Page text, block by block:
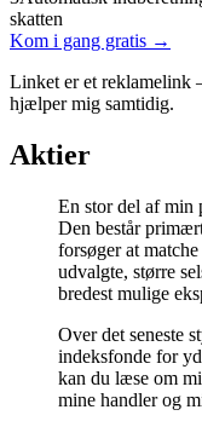
skatten
Kom i gang gratis →
Linket er et reklamelink
hjælper mig samtidig.
Aktier
En stor del af min
Den består
forsøger at
udvalgte, større
bredest mulige
Over det seneste
indeksfonde for
kan du læse om
mine handler og